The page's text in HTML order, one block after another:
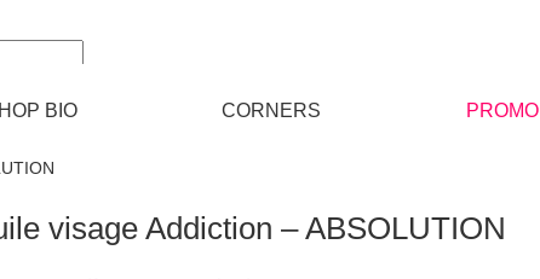
BIO CORNERS PROMO
visage Addiction – ABSOLUTION